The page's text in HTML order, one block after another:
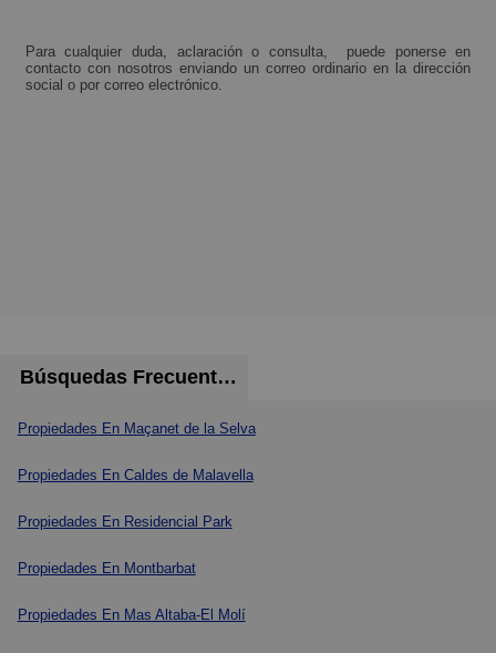
Para cualquier duda, aclaración o consulta, puede ponerse en
contacto con nosotros enviando un correo ordinario en la dirección
social o por correo electrónico.
Búsquedas Frecuentes
Propiedades En Maçanet de la Selva
Propiedades En Caldes de Malavella
Propiedades En Residencial Park
Propiedades En Montbarbat
Propiedades En Mas Altaba-El Molí